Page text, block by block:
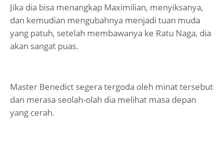
Jika dia bisa menangkap Maximilian, menyiksanya,
dan kemudian mengubahnya menjadi tuan muda
yang patuh, setelah membawanya ke Ratu Naga, dia
akan sangat puas.
Master Benedict segera tergoda oleh minat tersebut
dan merasa seolah-olah dia melihat masa depan
yang cerah.